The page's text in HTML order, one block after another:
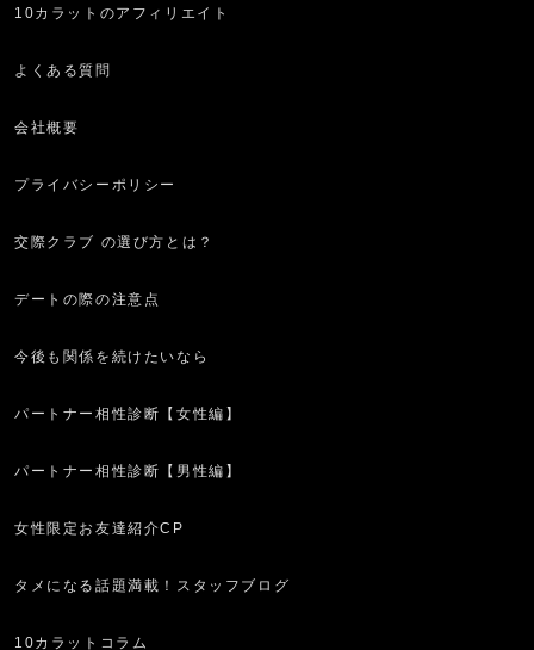
10カラットのアフィリエイト
よくある質問
会社概要
プライバシーポリシー
交際クラブ の選び方とは？
デートの際の注意点
今後も関係を続けたいなら
パートナー相性診断【女性編】
パートナー相性診断【男性編】
女性限定お友達紹介CP
タメになる話題満載！スタッフブログ
10カラットコラム